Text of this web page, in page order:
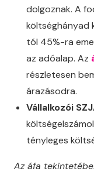
dolgoznak. A
költséghányad
tól 45%-ra
az adóalap. Az
részletesen
árazásodra.
Vállalkozói
tényleges
Az áfa